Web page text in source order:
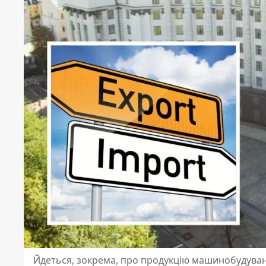
Йдеться, зокрема, про продукцію